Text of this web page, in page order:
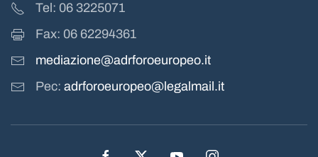
Tel: 06 3225071
Fax: 06 62294361
mediazione@adrforoeuropeo.it
Pec: adrforoeuropeo@legalmail.it